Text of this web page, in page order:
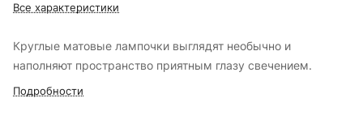
Все характеристики
Круглые матовые лампочки выглядят необычно и
наполняют пространство приятным глазу свечением.
Подробности